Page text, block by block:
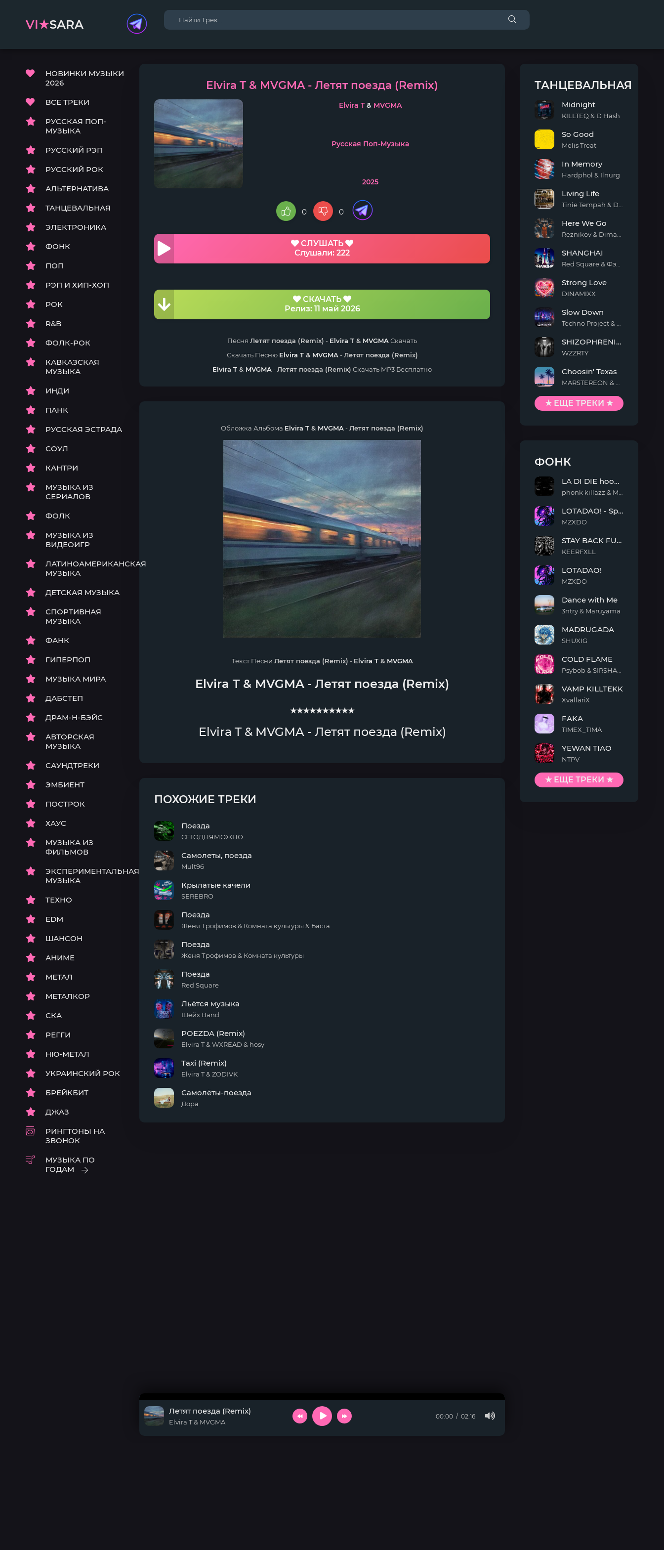
VI★SARA
НОВИНКИ МУЗЫКИ
2026
ВСЕ ТРЕКИ
РУССКАЯ ПОП-
МУЗЫКА
РУССКИЙ РЭП
РУССКИЙ РОК
АЛЬТЕРНАТИВА
ТАНЦЕВАЛЬНАЯ
ЭЛЕКТРОНИКА
ФОНК
ПОП
РЭП И ХИП-ХОП
РОК
R&B
ФОЛК-РОК
КАВКАЗСКАЯ
МУЗЫКА
ИНДИ
ПАНК
РУССКАЯ ЭСТРАДА
СОУЛ
КАНТРИ
МУЗЫКА ИЗ
СЕРИАЛОВ
ФОЛК
МУЗЫКА ИЗ
ВИДЕОИГР
ЛАТИНОАМЕРИКАНСКАЯ
МУЗЫКА
ДЕТСКАЯ МУЗЫКА
СПОРТИВНАЯ
МУЗЫКА
ФАНК
ГИПЕРПОП
МУЗЫКА МИРА
ДАБСТЕП
ДРАМ-Н-БЭЙС
АВТОРСКАЯ
МУЗЫКА
САУНДТРЕКИ
ЭМБИЕНТ
ПОСТРОК
ХАУС
МУЗЫКА ИЗ
ФИЛЬМОВ
ЭКСПЕРИМЕНТАЛЬНАЯ
МУЗЫКА
ТЕХНО
EDM
ШАНСОН
АНИМЕ
МЕТАЛ
МЕТАЛКОР
СКА
РЕГГИ
НЮ-МЕТАЛ
УКРАИНСКИЙ РОК
БРЕЙКБИТ
ДЖАЗ
РИНГТОНЫ НА
ЗВОНОК
МУЗЫКА ПО
ГОДАМ
Elvira T & MVGMA - Летят поезда (Remix)
Elvira T& MVGMA
Русская Поп-Музыка
2025
0 0
СЛУШАТЬ
Слушали: 222
СКАЧАТЬ
Релиз: 11 май 2026
Песня Летят поезда (Remix) - Elvira T & MVGMAСкачать
Скачать Песню Elvira T& MVGMA-Летят поезда (Remix)
Elvira T & MVGMA-Летят поезда (Remix) Скачать MP3 Бесплатно
Обложка Альбома Elvira T & MVGMA-Летят поезда (Remix)
Текст Песни Летят поезда (Remix) - Elvira T& MVGMA
Elvira T& MVGMA - Летят поезда (Remix)
★★★★★★★★★★
Elvira T & MVGMA - Летят поезда (Remix)
ПОХОЖИЕ ТРЕКИ
Поезда
СЕГОДНЯМОЖНО
поезда
Самолеты, поезда
Mult96
качели
Крылатые качели
SEREBRO
Поезда
Женя Трофимов & Комната культуры & Баста
Поезда
Женя Трофимов & Комната культуры
Поезда
Red Square
музыка
Льётся музыка
Шейх Band
(Remix)
POEZDA (Remix)
Elvira T & WXREAD & hosy
(Remix)
Taxi (Remix)
Elvira T & ZODIVK
Самолёты-поезда
Дора
ТАНЦЕВАЛЬНАЯ
Midnight
KILLTEQ & D Hash
Good
So Good
Melis Treat
Memory
In Memory
Hardphol & Ilnurg
Life
Living Life
We
Go
Here We Go
SHANGHAI
Love
Strong Love
DINAMIXX
Down
Slow Down
(Slowed)
SHIZOPHRENIA (Slowed)
WZZRTY
Texas
Choosin' Texas
★ ЕЩЕ ТРЕКИ ★
ФОНК
DI
DIE
LA DI DIE hoodtrap
-
Sped
LOTADAO! - Sped Up
MZXDO
BACK
FUNK
STAY BACK FUNK
KEERFXLL
LOTADAO!
MZXDO
with
Me
Dance with Me
3ntry & Maruyama
MADRUGADA
SHUXIG
FLAME
COLD FLAME
KILLTEKK
VAMP KILLTEKK
XvallariX
FAKA
TIMEX_TIMA
TIAO
YEWAN TIAO
NTPV
★ ЕЩЕ ТРЕКИ ★
Летят поезда (Remix)
Elvira T & MVGMA
00:00 02:16